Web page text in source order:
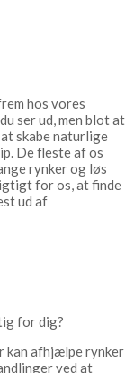
hos vores
ser ud, men blot at
skabe naturlige
De fleste af os
rynker og løs
for os, at finde
ud af
for dig?
kan afhjælpe rynker
ved at